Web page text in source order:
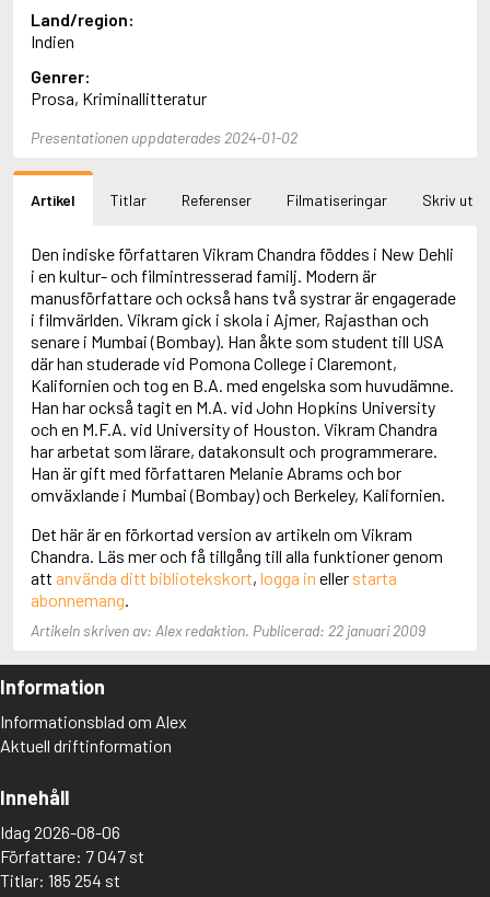
Abbott, John
Abbott, Megan
Abdel-Fattah, Randa
Abdolah, Kader
Abé, Kobo
Abele, Inga
Aboulela, Leila
Abrahams, Peter (f. 1947)
Abrahamson, Emmy
Abse, Dannie
Abu-Jaber, Diana
Abulhawa, Susan
Aburas, Lone
Achebe, Chinua
Achmatova, Anna
Aciman, André
Ackebo, Lena
Acker, Kathy
Ackroyd, Peter
Adamov, Arthur
Adams, Douglas
Adams, Herbert
Adams, Jane
Adams, Richard
Adbåge, Lisen
Adelborg, Ottilia
Adichie, Chimamanda Ngozi
Adiga, Aravind
Adler-Olsen, Jussi
Adnan, Etel
Adolfsson, Evert
Adolfsson, Gunnar
Adolfsson, Josefine
Land/region:
Indien
Genrer:
Prosa, Kriminallitteratur
Presentationen uppdaterades 2024-01-02
Artikel Titlar Referenser Filmatiseringar Skriv ut
Den indiske författaren Vikram Chandra föddes i New Dehli
i en kultur- och filmintresserad familj. Modern är
manusförfattare och också hans två systrar är engagerade
i filmvärlden. Vikram gick i skola i Ajmer, Rajasthan och
senare i Mumbai (Bombay). Han åkte som student till USA
där han studerade vid Pomona College i Claremont,
Kalifornien och tog en B.A. med engelska som huvudämne.
Han har också tagit en M.A. vid John Hopkins University
och en M.F.A. vid University of Houston. Vikram Chandra
har arbetat som lärare, datakonsult och programmerare.
Han är gift med författaren Melanie Abrams och bor
omväxlande i Mumbai (Bombay) och Berkeley, Kalifornien.
Det här är en förkortad version av artikeln om Vikram
Chandra. Läs mer och få tillgång till alla funktioner genom
att använda ditt bibliotekskort, logga in eller starta
abonnemang.
Artikeln skriven av: Alex redaktion. Publicerad: 22 januari 2009
Information
Informationsblad om Alex
Aktuell driftinformation
Innehåll
Idag 2026-08-06
Författare: 7 047 st
Titlar: 185 254 st